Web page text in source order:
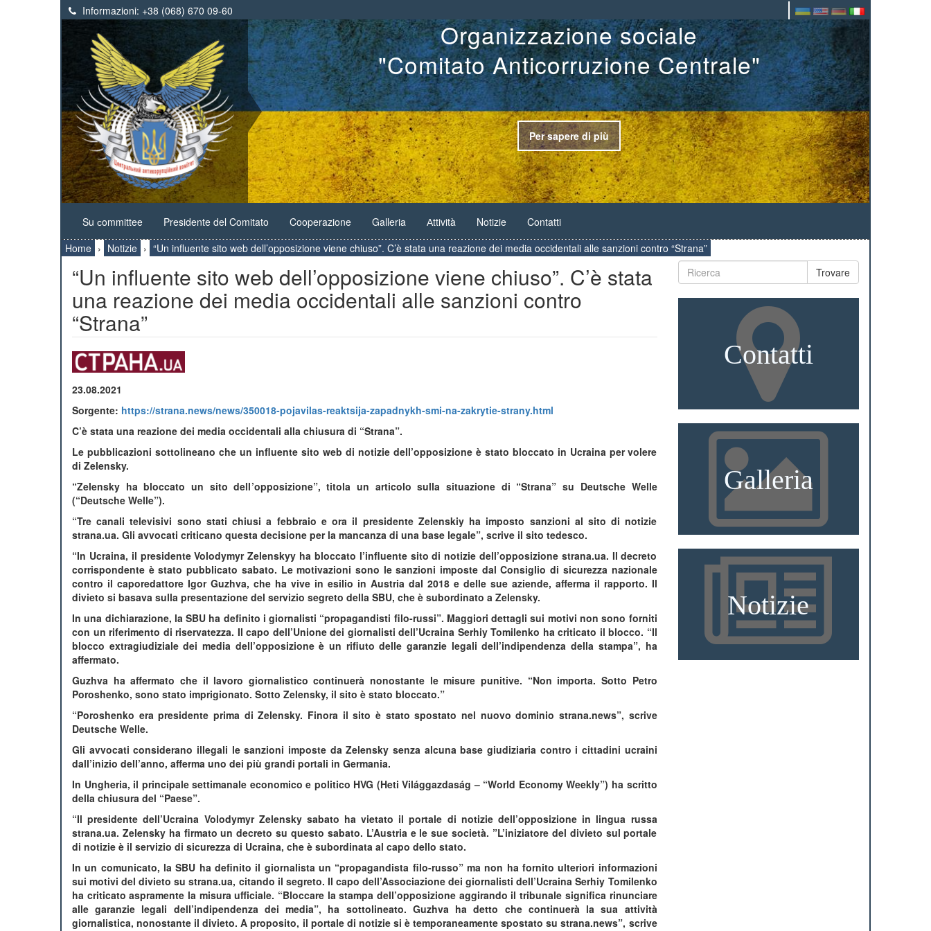
Informazioni: +38 (068) 670 09-60
Organizzazione sociale
"Comitato Anticorruzione Centrale"
Per sapere di più
Su сommittee Presidente del Comitato Cooperazione Galleria Аttività Notizie
Contatti
Home › Notizie › “Un influente sito web dell’opposizione viene chiuso”. C’è stata una reazione dei media occidentali alle sanzioni contro “Strana”
“Un influente sito web dell’opposizione viene chiuso”. C’è stata
una reazione dei media occidentali alle sanzioni contro
“Strana”
23.08.2021
Sorgente: https://strana.news/news/350018-pojavilas-reaktsija-zapadnykh-smi-na-zakrytie-strany.html
C’è stata una reazione dei media occidentali alla chiusura di “Strana”.
Le pubblicazioni sottolineano che un influente sito web di notizie dell’opposizione è stato bloccato in Ucraina per volere
di Zelensky.
“Zelensky ha bloccato un sito dell’opposizione”, titola un articolo sulla situazione di “Strana” su Deutsche Welle
(“Deutsche Welle”).
“Tre canali televisivi sono stati chiusi a febbraio e ora il presidente Zelenskiy ha imposto sanzioni al sito di notizie
strana.ua. Gli avvocati criticano questa decisione per la mancanza di una base legale”, scrive il sito tedesco.
“In Ucraina, il presidente Volodymyr Zelenskyy ha bloccato l’influente sito di notizie dell’opposizione strana.ua. Il decreto
corrispondente è stato pubblicato sabato. Le motivazioni sono le sanzioni imposte dal Consiglio di sicurezza nazionale
contro il caporedattore Igor Guzhva, che ha vive in esilio in Austria dal 2018 e delle sue aziende, afferma il rapporto. Il
divieto si basava sulla presentazione del servizio segreto della SBU, che è subordinato a Zelensky.
In una dichiarazione, la SBU ha definito i giornalisti “propagandisti filo-russi”. Maggiori dettagli sui motivi non sono forniti
con un riferimento di riservatezza. Il capo dell’Unione dei giornalisti dell’Ucraina Serhiy Tomilenko ha criticato il blocco. “Il
blocco extragiudiziale dei media dell’opposizione è un rifiuto delle garanzie legali dell’indipendenza della stampa”, ha
affermato.
Guzhva ha affermato che il lavoro giornalistico continuerà nonostante le misure punitive. “Non importa. Sotto Petro
Poroshenko, sono stato imprigionato. Sotto Zelensky, il sito è stato bloccato.”
“Poroshenko era presidente prima di Zelensky. Finora il sito è stato spostato nel nuovo dominio strana.news”, scrive
Deutsche Welle.
Gli avvocati considerano illegali le sanzioni imposte da Zelensky senza alcuna base giudiziaria contro i cittadini ucraini
dall’inizio dell’anno, afferma uno dei più grandi portali in Germania.
In Ungheria, il principale settimanale economico e politico HVG (Heti Világgazdaság – “World Economy Weekly”) ha scritto
della chiusura del “Paese”.
“Il presidente dell’Ucraina Volodymyr Zelensky sabato ha vietato il portale di notizie dell’opposizione in lingua russa
strana.ua. Zelensky ha firmato un decreto su questo sabato. L’Austria e le sue società. ”L’iniziatore del divieto sul portale
di notizie è il servizio di sicurezza di Ucraina, che è subordinata al capo dello stato.
In un comunicato, la SBU ha definito il giornalista un “propagandista filo-russo” ma non ha fornito ulteriori informazioni
sui motivi del divieto su strana.ua, citando il segreto. Il capo dell’Associazione dei giornalisti dell’Ucraina Serhiy Tomilenko
ha criticato aspramente la misura ufficiale. “Bloccare la stampa dell’opposizione aggirando il tribunale significa rinunciare
alle garanzie legali dell’indipendenza dei media”, ha sottolineato. Guzhva ha detto che continuerà la sua attività
giornalistica, nonostante il divieto. A proposito, il portale di notizie si è temporaneamente spostato su strana.news”, scrive
Trovare
Contatti
Galleria
Notizie